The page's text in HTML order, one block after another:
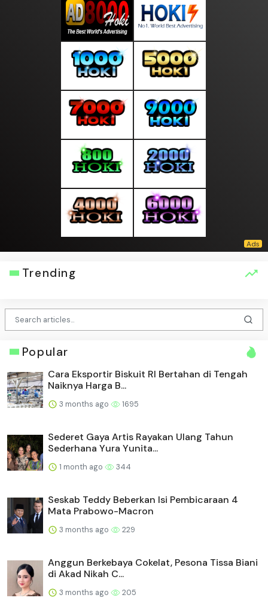
Trending
Popular
Cara Eksportir Biskuit RI Bertahan di Tengah
Naiknya Harga B...
3 months ago 1695
Sederet Gaya Artis Rayakan Ulang Tahun
Sederhana Yura Yunita...
1 month ago 344
Seskab Teddy Beberkan Isi Pembicaraan 4
Mata Prabowo-Macron
3 months ago 229
Anggun Berkebaya Cokelat, Pesona Tissa Biani
di Akad Nikah C...
3 months ago 205